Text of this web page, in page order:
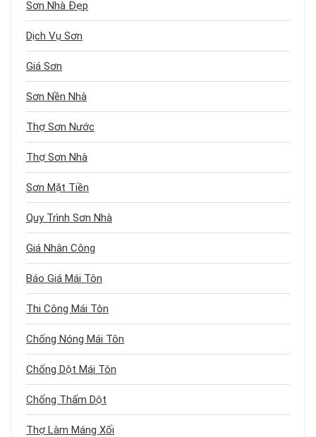
Sơn Nhà Đẹp
Dịch Vụ Sơn
Giá Sơn
Sơn Nền Nhà
Thợ Sơn Nước
Thợ Sơn Nhà
Sơn Mặt Tiền
Quy Trình Sơn Nhà
Giá Nhân Công
Báo Giá Mái Tôn
Thi Công Mái Tôn
Chống Nóng Mái Tôn
Chống Dột Mái Tôn
Chống Thấm Dột
Thợ Làm Máng Xối